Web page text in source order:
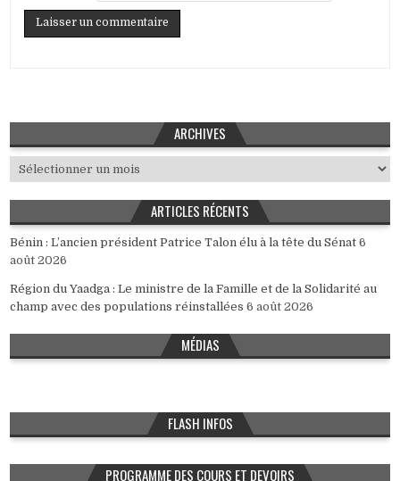
ARCHIVES
Archives
ARTICLES RÉCENTS
Bénin : L’ancien président Patrice Talon élu à la tête du Sénat 6
août 2026
Région du Yaadga : Le ministre de la Famille et de la Solidarité au
champ avec des populations réinstallées 6 août 2026
MÉDIAS
FLASH INFOS
PROGRAMME DES COURS ET DEVOIRS